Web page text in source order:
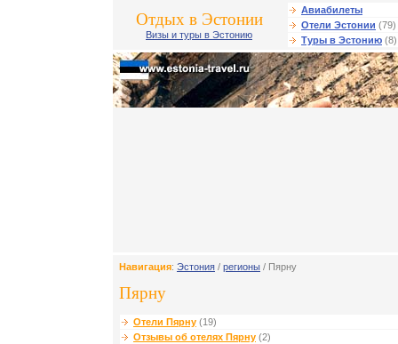
Отдых в Эстонии
Визы и туры в Эстонию
Авиабилеты
Отели Эстонии (79)
Туры в Эстонию (8)
Навигация: Эстония / регионы / Пярну
Пярну
Отели Пярну (19)
Отзывы об отелях Пярну (2)